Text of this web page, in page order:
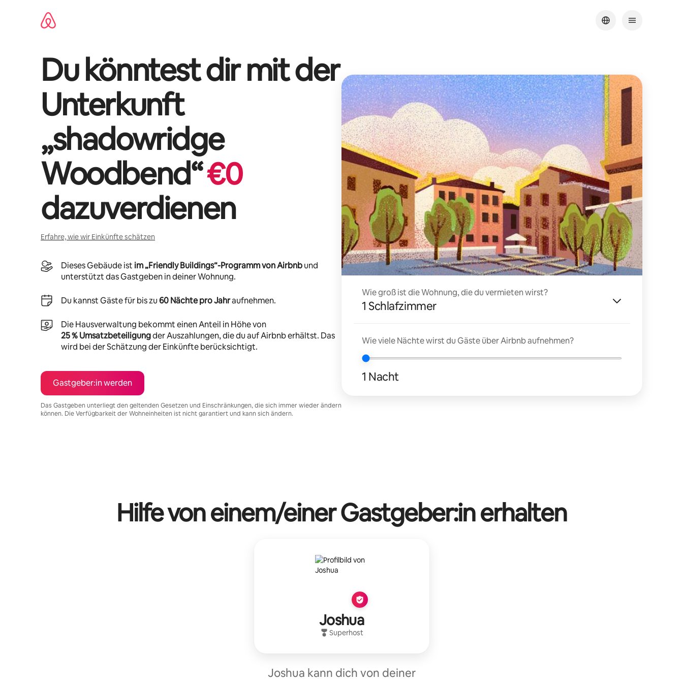
Du könntest dir mit der
Unterkunft
„shadowridge
Woodbend“€0
dazuverdienen
Erfahre, wie wir Einkünfte schätzen
Dieses Gebäude ist im „Friendly Buildings“-Programm von Airbnbund
unterstützt das Gastgeben in deiner Wohnung.
Du kannst Gäste für bis zu60 Nächte pro Jahraufnehmen.
Die Hausverwaltung bekommt einen Anteil in Höhe von
25 % Umsatzbeteiligungder Auszahlungen, die du auf Airbnb erhältst. Das
wird bei der Schätzung der Einkünfte berücksichtigt.
Gastgeber:in werden
Das Gastgeben unterliegt den geltenden Gesetzen und Einschränkungen, die sich immer wieder ändern
können. Die Verfügbarkeit der Wohneinheiten ist nicht garantiert und kann sich ändern.
Wie groß ist die Wohnung, die du vermieten wirst?
1 Schlafzimmer
Wie viele Nächte wirst du Gäste über Airbnb aufnehmen?
1 Nacht
Hilfe von einem/einer Gastgeber:in erhalten
Joshua
Superhost
Joshua kann dich von deiner